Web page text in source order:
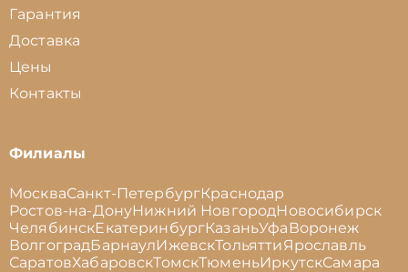
Гарантия
Доставка
Цены
Контакты
Филиалы
МоскваСанкт-ПетербургКраснодар
Ростов-на-ДонуНижний НовгородНовосибирск
ЧелябинскЕкатеринбургКазаньУфа Воронеж
ВолгоградБарнаулИжевскТольяттиЯрославль
СаратовХабаровскТомскТюменьИркутскСамара